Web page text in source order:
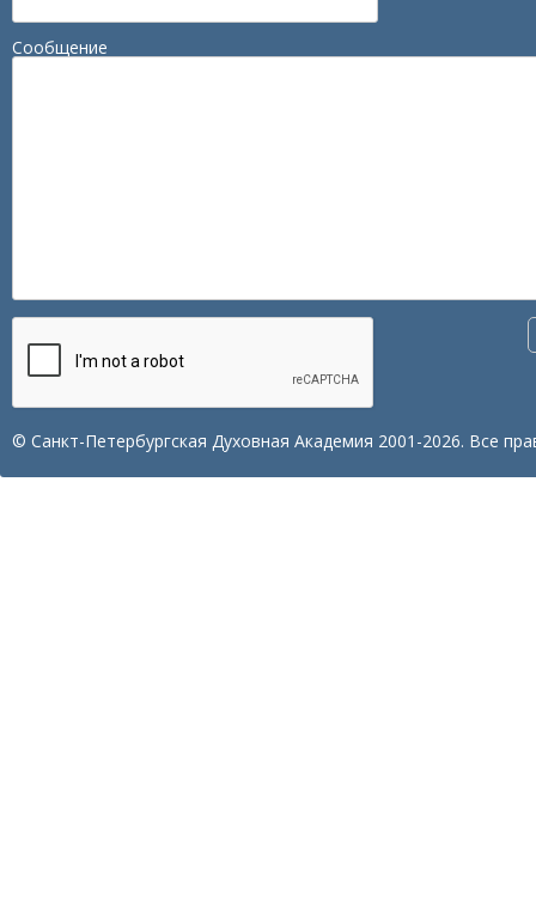
Сообщение
© Санкт-Петербургская Духовная Академия 2001-2026. Все